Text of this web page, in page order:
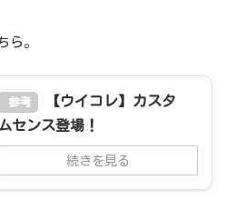
ら。
参考
【ウイコレ】カスタ
ムセンス登場！
続きを見る